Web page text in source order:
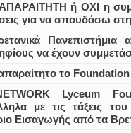
ΑΠΑΡΑΙΤΗΤΗ ή ΟΧΙ η
για να σπουδάσω
Πανεπιστήμια
να έχουν
το Foundation
Lyceum
με τις τάξεις
Εισαγωγής από τα